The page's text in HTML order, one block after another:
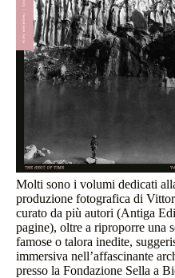
Molti sono i volumi dedicati
produzione fotografica di
curato da più autori (Antiga
pagine), oltre a riproporre una
famose o talora inedite,
immersiva nell’affascinante
presso la Fondazione Sella a